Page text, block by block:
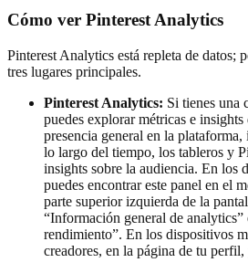
Cómo ver Pinterest Analytics
Pinterest Analytics está repleta de datos;
tres lugares principales.
Pinterest Analytics: Si tienes una
puedes explorar métricas e insights
presencia general en la
lo largo del tiempo, los tableros y
insights sobre la audiencia. En los
puedes encontrar este panel en el
parte superior izquierda de la
“Información general de
rendimiento”. En los dispositivos
creadores, en la página de tu